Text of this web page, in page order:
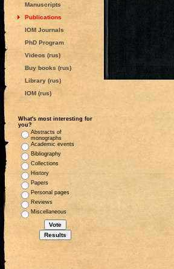
Manuscripts
Publications
IOM Journals
PhD Program
Videos (rus)
Buy books (rus)
Library (rus)
IOM (rus)
What's most interesting for
you?
Abstracts of
monographs
Academic events
Bibliography
Collections
History
Papers
Personal pages
Reviews
Miscellaneous